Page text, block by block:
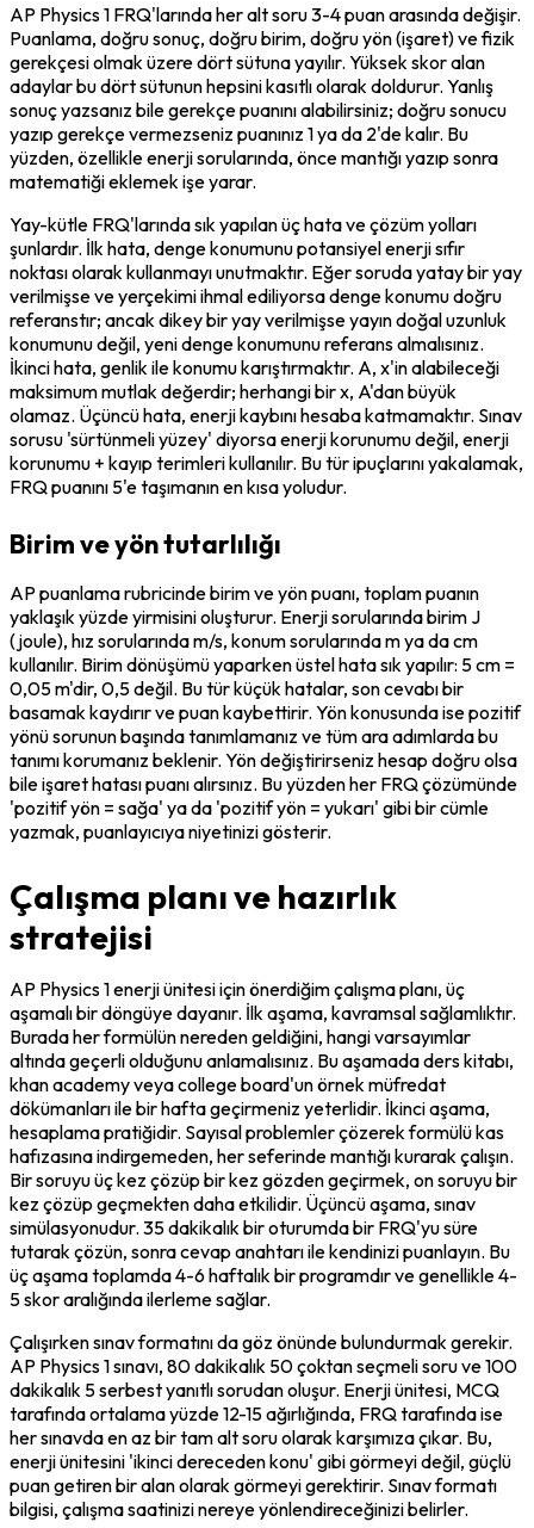
AP Physics 1 FRQ'larında her alt soru 3-4 puan arasında değişir.
Puanlama, doğru sonuç, doğru birim, doğru yön (işaret) ve fizik
gerekçesi olmak üzere dört sütuna yayılır. Yüksek skor alan
adaylar bu dört sütunun hepsini kasıtlı olarak doldurur. Yanlış
sonuç yazsanız bile gerekçe puanını alabilirsiniz; doğru sonucu
yazıp gerekçe vermezseniz puanınız 1 ya da 2'de kalır. Bu
yüzden, özellikle enerji sorularında, önce mantığı yazıp sonra
matematiği eklemek işe yarar.
Yay-kütle FRQ'larında sık yapılan üç hata ve çözüm yolları
şunlardır. İlk hata, denge konumunu potansiyel enerji sıfır
noktası olarak kullanmayı unutmaktır. Eğer soruda yatay bir yay
verilmişse ve yerçekimi ihmal ediliyorsa denge konumu doğru
referanstır; ancak dikey bir yay verilmişse yayın doğal uzunluk
konumunu değil, yeni denge konumunu referans almalısınız.
İkinci hata, genlik ile konumu karıştırmaktır. A, x'in alabileceği
maksimum mutlak değerdir; herhangi bir x, A'dan büyük
olamaz. Üçüncü hata, enerji kaybını hesaba katmamaktır. Sınav
sorusu 'sürtünmeli yüzey' diyorsa enerji korunumu değil, enerji
korunumu + kayıp terimleri kullanılır. Bu tür ipuçlarını yakalamak,
FRQ puanını 5'e taşımanın en kısa yoludur.
Birim ve yön tutarlılığı
AP puanlama rubricinde birim ve yön puanı, toplam puanın
yaklaşık yüzde yirmisini oluşturur. Enerji sorularında birim J
(joule), hız sorularında m/s, konum sorularında m ya da cm
kullanılır. Birim dönüşümü yaparken üstel hata sık yapılır: 5 cm =
0,05 m'dir, 0,5 değil. Bu tür küçük hatalar, son cevabı bir
basamak kaydırır ve puan kaybettirir. Yön konusunda ise pozitif
yönü sorunun başında tanımlamanız ve tüm ara adımlarda bu
tanımı korumanız beklenir. Yön değiştirirseniz hesap doğru olsa
bile işaret hatası puanı alırsınız. Bu yüzden her FRQ çözümünde
'pozitif yön = sağa' ya da 'pozitif yön = yukarı' gibi bir cümle
yazmak, puanlayıcıya niyetinizi gösterir.
Çalışma planı ve hazırlık
stratejisi
AP Physics 1 enerji ünitesi için önerdiğim çalışma planı, üç
aşamalı bir döngüye dayanır. İlk aşama, kavramsal sağlamlıktır.
Burada her formülün nereden geldiğini, hangi varsayımlar
altında geçerli olduğunu anlamalısınız. Bu aşamada ders kitabı,
khan academy veya college board'un örnek müfredat
dökümanları ile bir hafta geçirmeniz yeterlidir. İkinci aşama,
hesaplama pratiğidir. Sayısal problemler çözerek formülü kas
hafızasına indirgemeden, her seferinde mantığı kurarak çalışın.
Bir soruyu üç kez çözüp bir kez gözden geçirmek, on soruyu bir
kez çözüp geçmekten daha etkilidir. Üçüncü aşama, sınav
simülasyonudur. 35 dakikalık bir oturumda bir FRQ'yu süre
tutarak çözün, sonra cevap anahtarı ile kendinizi puanlayın. Bu
üç aşama toplamda 4-6 haftalık bir programdır ve genellikle 4-
5 skor aralığında ilerleme sağlar.
Çalışırken sınav formatını da göz önünde bulundurmak gerekir.
AP Physics 1 sınavı, 80 dakikalık 50 çoktan seçmeli soru ve 100
dakikalık 5 serbest yanıtlı sorudan oluşur. Enerji ünitesi, MCQ
tarafında ortalama yüzde 12-15 ağırlığında, FRQ tarafında ise
her sınavda en az bir tam alt soru olarak karşımıza çıkar. Bu,
enerji ünitesini 'ikinci dereceden konu' gibi görmeyi değil, güçlü
puan getiren bir alan olarak görmeyi gerektirir. Sınav formatı
bilgisi, çalışma saatinizi nereye yönlendireceğinizi belirler.